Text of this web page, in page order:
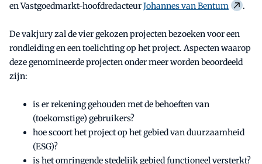
en Vastgoedmarkt-hoofdredacteurJohannes van Bentum .
De vakjury zal de vier gekozen projecten bezoeken voor een
rondleiding en een toelichting op het project. Aspecten waarop
deze genomineerde projecten onder meer worden beoordeeld
zijn:
is er rekening gehouden met de behoeften van
(toekomstige) gebruikers?
hoe scoort het project op het gebied van duurzaamheid
(ESG)?
is het omringende stedelijk gebied functioneel versterkt?